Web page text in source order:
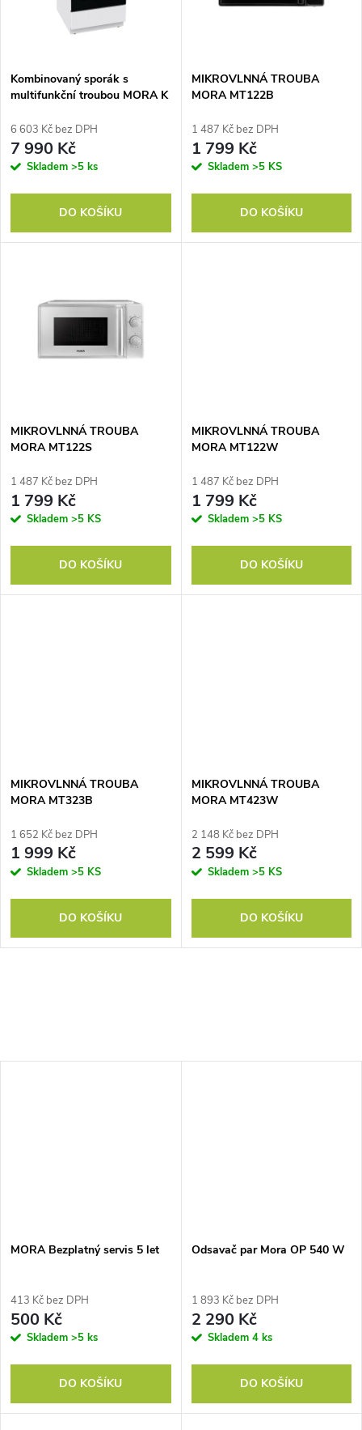
p
r
o
u
s
p
r
o
d
Kombinovaný sporák s
multifunkční troubou MORA K
6 603 Kč bez DPH
7 990 Kč
Skladem >5 ks
DO KOŠÍKU
MIKROVLNNÁ TROUBA
MORA MT122B
1 487 Kč bez DPH
1 799 Kč
Skladem >5 KS
DO KOŠÍKU
MIKROVLNNÁ TROUBA
MORA MT122S
1 487 Kč bez DPH
1 799 Kč
Skladem >5 KS
DO KOŠÍKU
MIKROVLNNÁ TROUBA
MORA MT122W
1 487 Kč bez DPH
1 799 Kč
Skladem >5 KS
DO KOŠÍKU
MIKROVLNNÁ TROUBA
MORA MT323B
1 652 Kč bez DPH
1 999 Kč
Skladem >5 KS
DO KOŠÍKU
MIKROVLNNÁ TROUBA
MORA MT423W
2 148 Kč bez DPH
2 599 Kč
Skladem >5 KS
DO KOŠÍKU
MORA Bezplatný servis 5 let
413 Kč bez DPH
500 Kč
Skladem >5 ks
DO KOŠÍKU
Odsavač par Mora OP 540 W
1 893 Kč bez DPH
2 290 Kč
Skladem 4 ks
DO KOŠÍKU